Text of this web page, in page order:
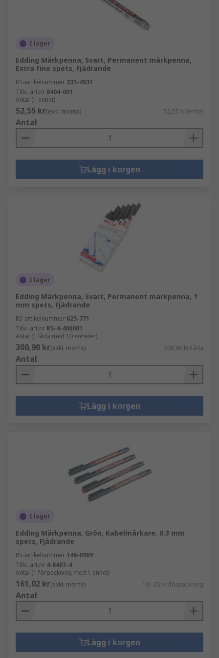
I lager
Edding Märkpenna, Svart, Permanent märkpenna,
Extra Fine spets, Fjädrande
RS-artikelnummer 231-4531
Tillv. art.nr 8404-001
Antal (1 enhet)
52,55 kr(exkl. moms) 52,55 kr/enhet
Antal
Lägg i korgen
I lager
Edding Märkpenna, Svart, Permanent märkpenna, 1
mm spets, Fjädrande
RS-artikelnummer 625-771
Tillv. art.nr RS-4-400001
Antal (1 låda med 10 enheter)
300,90 kr(exkl. moms) 300,90 kr/låda
Antal
Lägg i korgen
I lager
Edding Märkpenna, Grön, Kabelmärkare, 0.3 mm
spets, Fjädrande
RS-artikelnummer 146-0969
Tillv. art.nr 4-8407-4
Antal (1 förpackning med 1 enhet)
161,02 kr(exkl. moms) 161,02 kr/förpackning
Antal
Lägg i korgen